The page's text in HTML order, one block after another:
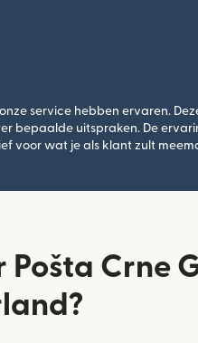
service hebben ervaren.
bepaalde uitspraken. De
voor wat je als klant zult
Pošta Crne